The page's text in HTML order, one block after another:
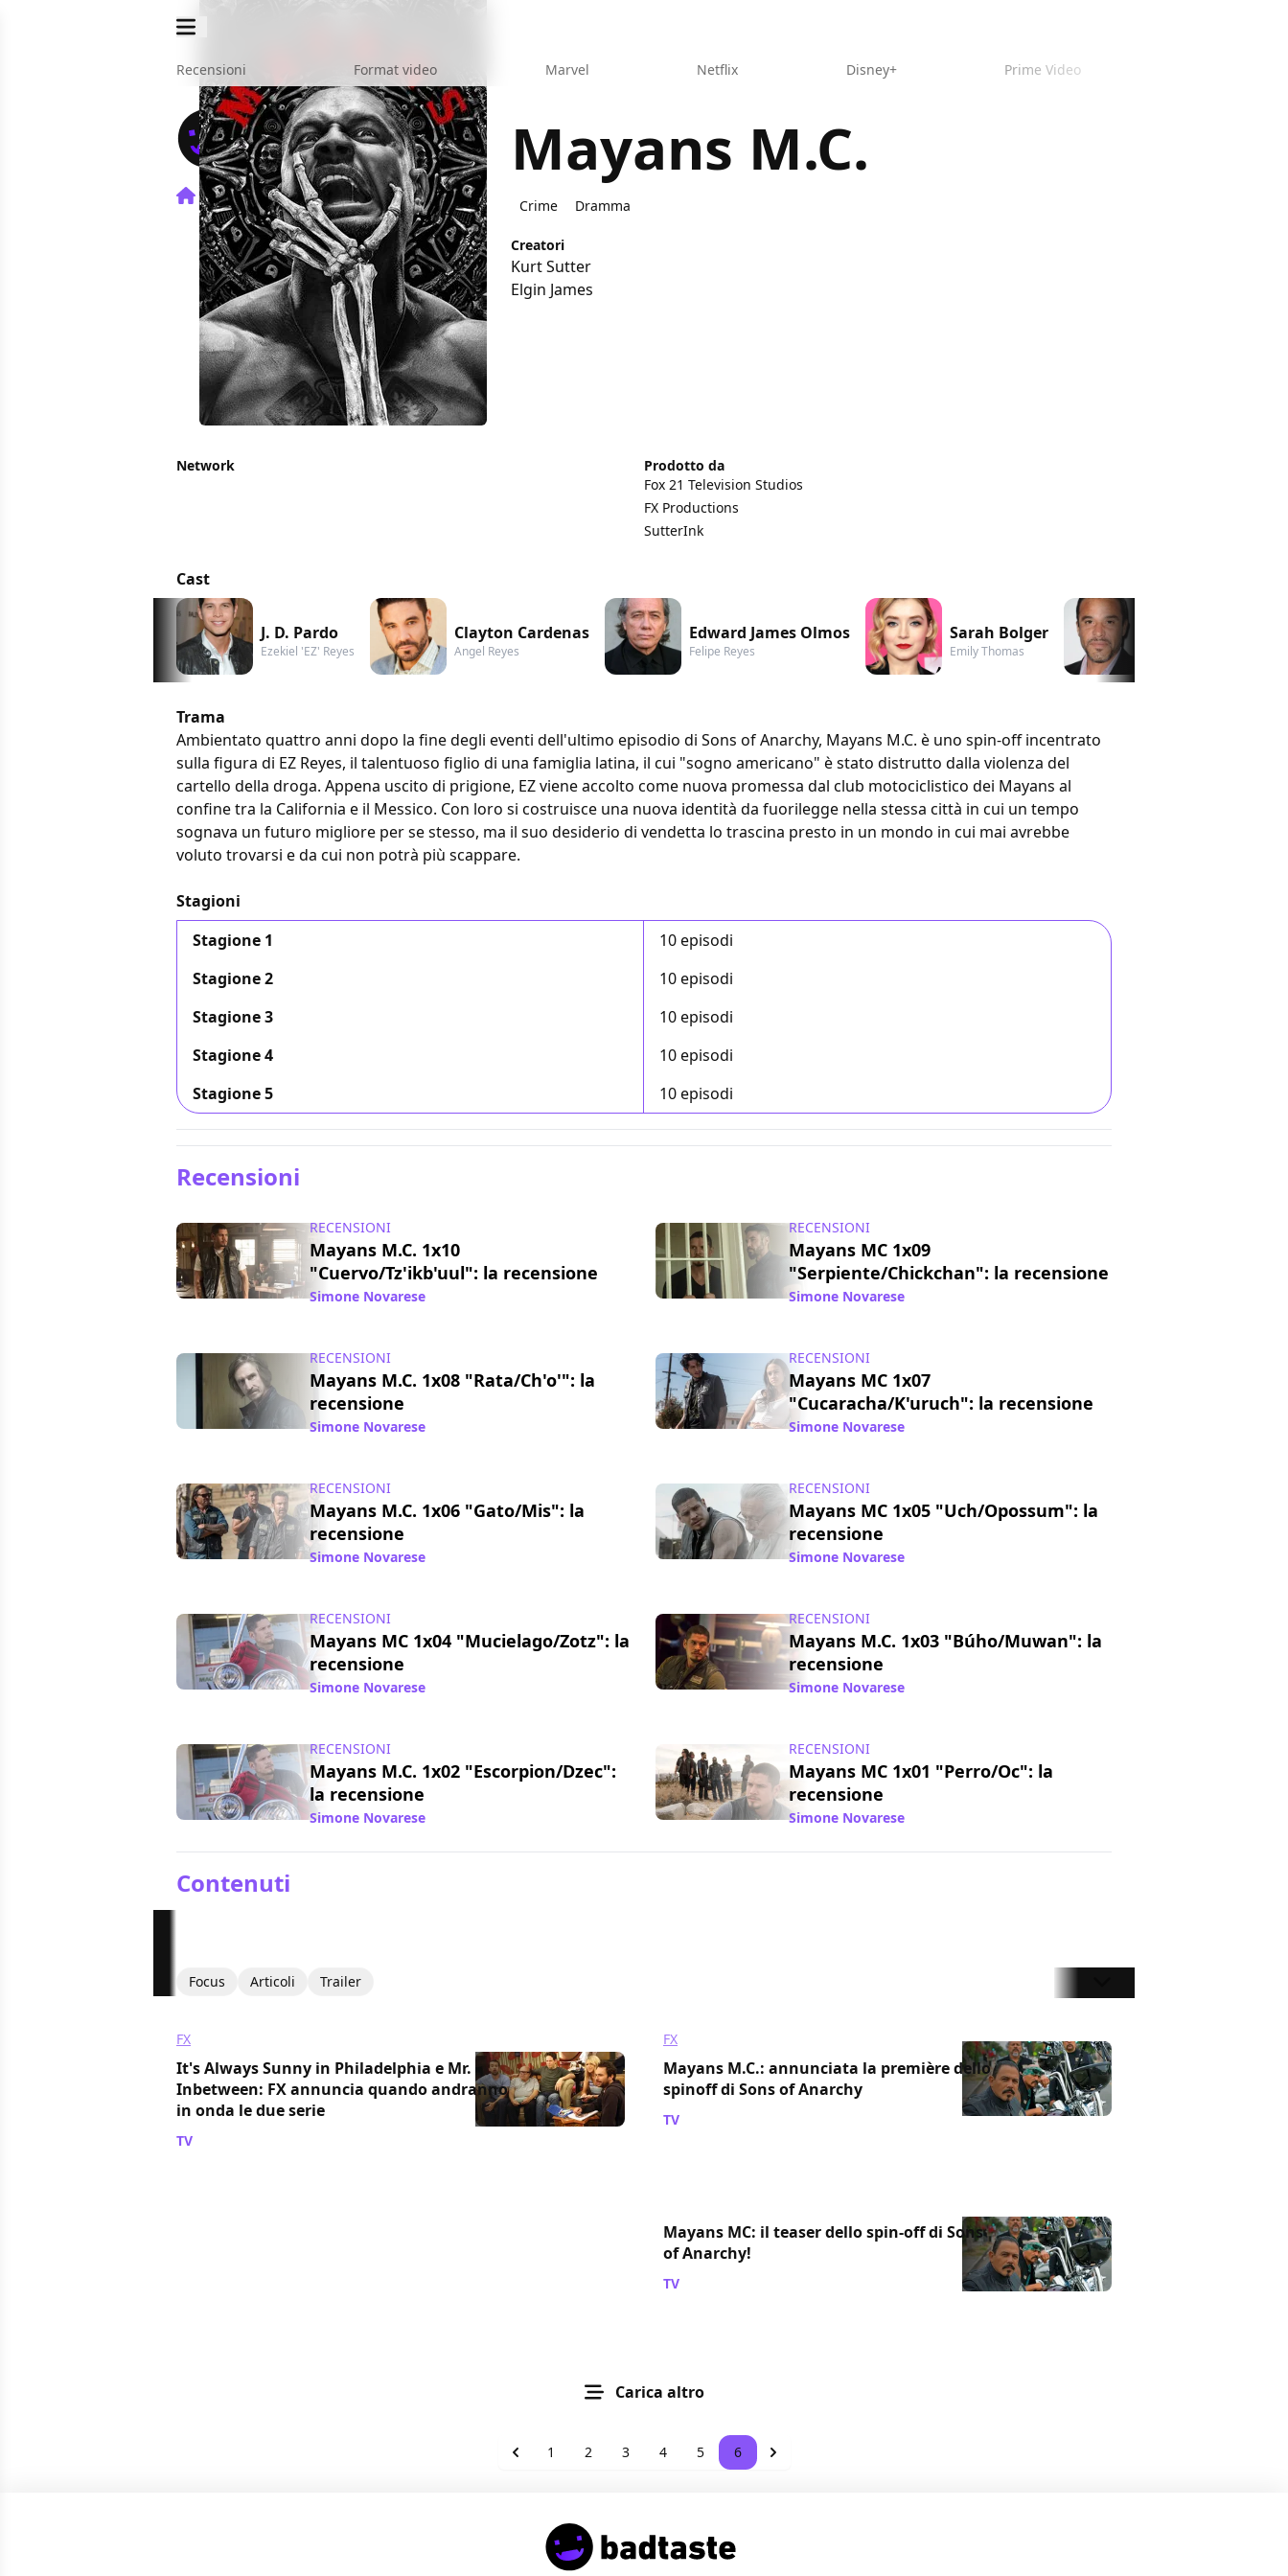
Recensioni Format video Marvel Netflix Disney+ Prime Video
Home TV Mayans M.C.
Mayans M.C.
Crime Dramma
Creatori
Kurt Sutter
Elgin James
Network
Prodotto da
Fox 21 Television Studios
FX Productions
SutterInk
Cast
J. D. Pardo
Ezekiel 'EZ' Reyes
Clayton Cardenas
Angel Reyes
Edward James Olmos
Felipe Reyes
Sarah Bolger
Emily Thomas
Trama
Ambientato quattro anni dopo la fine degli eventi dell'ultimo episodio di Sons of Anarchy, Mayans M.C. è uno spin-off incentrato
sulla figura di EZ Reyes, il talentuoso figlio di una famiglia latina, il cui "sogno americano" è stato distrutto dalla violenza del
cartello della droga. Appena uscito di prigione, EZ viene accolto come nuova promessa dal club motociclistico dei Mayans al
confine tra la California e il Messico. Con loro si costruisce una nuova identità da fuorilegge nella stessa città in cui un tempo
sognava un futuro migliore per se stesso, ma il suo desiderio di vendetta lo trascina presto in un mondo in cui mai avrebbe
voluto trovarsi e da cui non potrà più scappare.
Stagioni
Stagione 1
10 episodi
Stagione 2
10 episodi
Stagione 3
10 episodi
Stagione 4
10 episodi
Stagione 5
10 episodi
Recensioni
RECENSIONI
Mayans M.C. 1x10
"Cuervo/Tz'ikb'uul": la recensione
Simone Novarese
RECENSIONI
Mayans MC 1x09
"Serpiente/Chickchan": la recensione
Simone Novarese
RECENSIONI
Mayans M.C. 1x08 "Rata/Ch'o'": la
recensione
Simone Novarese
RECENSIONI
Mayans MC 1x07
"Cucaracha/K'uruch": la recensione
Simone Novarese
RECENSIONI
Mayans M.C. 1x06 "Gato/Mis": la
recensione
Simone Novarese
RECENSIONI
Mayans MC 1x05 "Uch/Opossum": la
recensione
Simone Novarese
RECENSIONI
Mayans MC 1x04 "Mucielago/Zotz": la
recensione
Simone Novarese
RECENSIONI
Mayans M.C. 1x03 "Búho/Muwan": la
recensione
Simone Novarese
RECENSIONI
Mayans M.C. 1x02 "Escorpion/Dzec":
la recensione
Simone Novarese
RECENSIONI
Mayans MC 1x01 "Perro/Oc": la
recensione
Simone Novarese
Contenuti
Focus Articoli Trailer
FX
It's Always Sunny in Philadelphia e Mr.
Inbetween: FX annuncia quando andranno
in onda le due serie
TV
FX
Mayans M.C.: annunciata la première dello
spinoff di Sons of Anarchy
TV
Mayans MC: il teaser dello spin-off di Sons
of Anarchy!
TV
Carica altro
1 2 3 4 5 6